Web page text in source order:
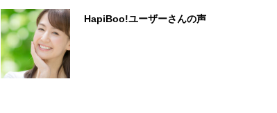
HapiBoo!ユーザーさんの声